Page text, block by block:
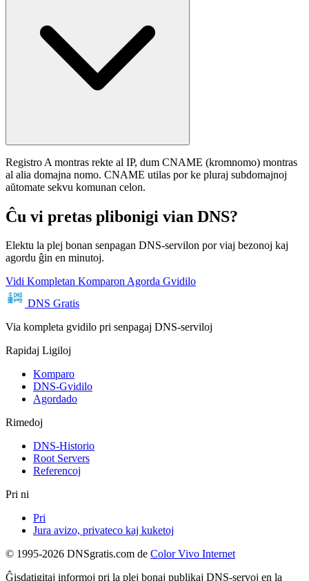
Registro A montras rekte al IP, dum CNAME (kromnomo) montras
al alia domajna nomo. CNAME utilas por ke pluraj subdomajnoj
aŭtomate sekvu komunan celon.
Ĉu vi pretas plibonigi vian DNS?
Elektu la plej bonan senpagan DNS-servilon por viaj bezonoj kaj
agordu ĝin en minutoj.
Vidi Kompletan KomparonAgorda Gvidilo
DNS Gratis
Via kompleta gvidilo pri senpagaj DNS-serviloj
Rapidaj Ligiloj
Komparo
DNS-Gvidilo
Agordado
Rimedoj
DNS-Historio
Root Servers
Referencoj
Pri ni
Pri
Jura avizo, privateco kaj kuketoj
© 1995-2026 DNSgratis.com de Color Vivo Internet
Ĝisdatigitaj informoj pri la plej bonaj publikaj DNS-servoj en la